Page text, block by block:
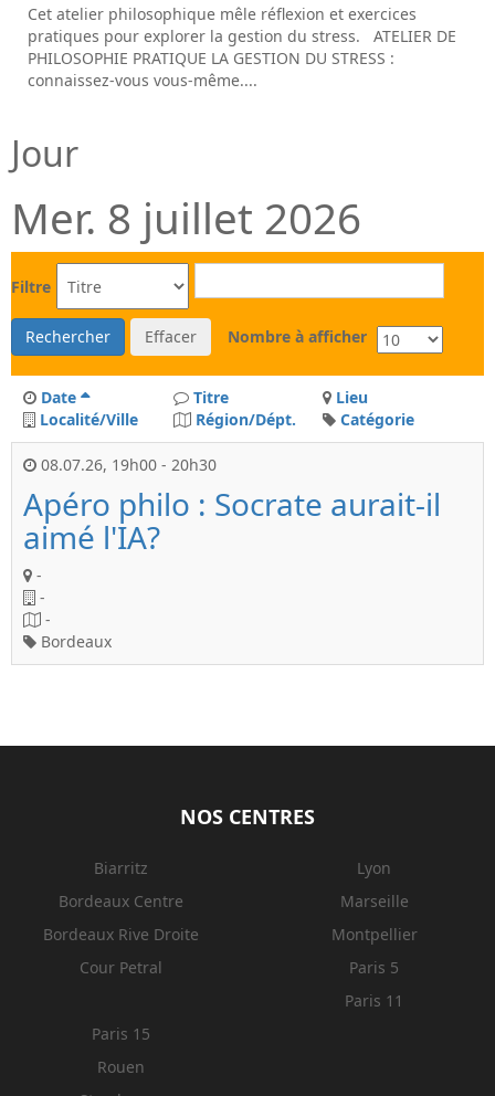
Cet atelier philosophique mêle réflexion et exercices
pratiques pour explorer la gestion du stress. ATELIER DE
PHILOSOPHIE PRATIQUE LA GESTION DU STRESS :
connaissez-vous vous-même....
Jour
Mer. 8 juillet 2026
Filtre
Rechercher Effacer Nombre à afficher
Date Titre
Lieu
Localité/Ville
Région/Dépt. Catégorie
08.07.26, 19h00 - 20h30
Apéro philo : Socrate aurait-il
aimé l'IA?
-
-
-
Bordeaux
NOS CENTRES
Biarritz
Bordeaux Centre
Bordeaux Rive Droite
Cour Petral
Lyon
Marseille
Montpellier
Paris 5
Paris 11
Paris 15
Rouen